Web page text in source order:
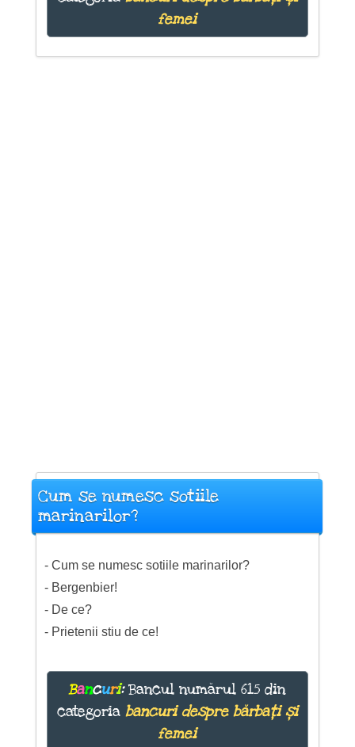
femei
Cum se numesc sotiile
marinarilor?
- Cum se numesc sotiile marinarilor?
- Bergenbier!
- De ce?
- Prietenii stiu de ce!
Bancuri:Bancul numărul 615 din
categoria bancuri despre bărbați și
femei